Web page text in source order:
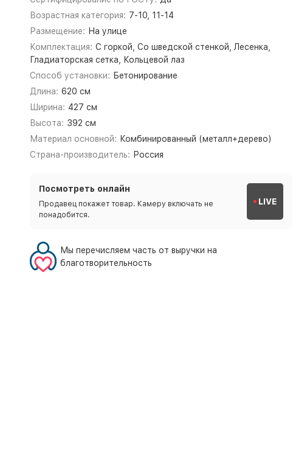
Возрастная категория: 7-10, 11-14
Размещение: На улице
Комплектация: С горкой, Со шведской стенкой, Лесенка,
Гладиаторская сетка, Кольцевой лаз
Способ установки: Бетонирование
Длина: 620 см
Ширина: 427 см
Высота: 392 см
Материал основной: Комбинированный (металл+дерево)
Страна-производитель: Россия
Посмотреть онлайн
Продавец покажет товар. Камеру включать не
понадобится.
LIVE
Мы перечисляем часть от выручки на
благотворительность